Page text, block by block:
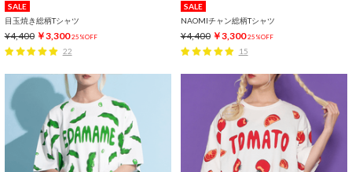
SALE
目玉焼き総柄Tシャツ
¥4,400 ￥3,300 25%OFF
22
SALE
NAOMIチャン総柄Tシャツ
¥4,400 ￥3,300 25%OFF
15